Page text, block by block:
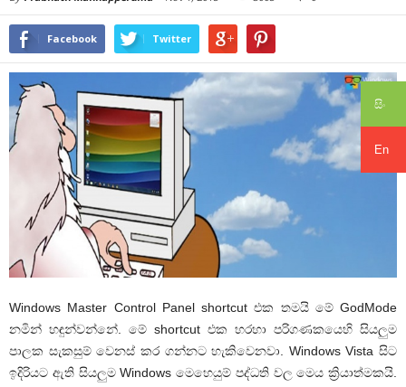
සිං
En
Facebook Twitter
Windows Master Control Panel shortcut එක තමයි මේ GodMode
නමින් හඳුන්වන්නේ. මේ shortcut එක හරහා පරිගණකයෙහි සියලුම
පාලක සැකසුම් වෙනස් කර ගන්නට හැකිවෙනවා. Windows Vista සිට
ඉදිරියට ඇති සියලුම Windows මෙහෙයුම් පද්ධති වල මෙය ක්‍රියාත්මකයි.